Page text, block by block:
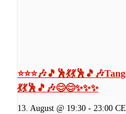
💃💃🕺🎵🎶😊😊✨✨✨
13. August @ 19:30 - 23:00